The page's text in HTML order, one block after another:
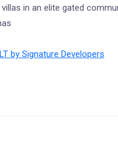
in an elite gated
by Signature Developers